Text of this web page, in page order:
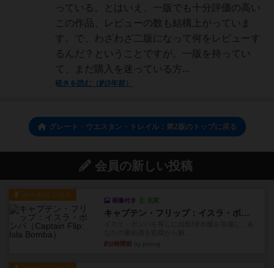
っている。とはいえ、一版でも十分評価の高い
この作品、レビューの数も結構上がっていま
す。で、わざわざ二版になって何をレビューす
るんだ？ということですが。一版を持ってい
て、まだ購入を迷っている方...
続きを読む（約3年前）
グレート・ウエスタン・トレイル：第2版のトップに戻る
会員の新しい投稿
ルール/インスト
画像付き 充実
キャプテン・フリップ：イスラ・ボンバ
約2時間前